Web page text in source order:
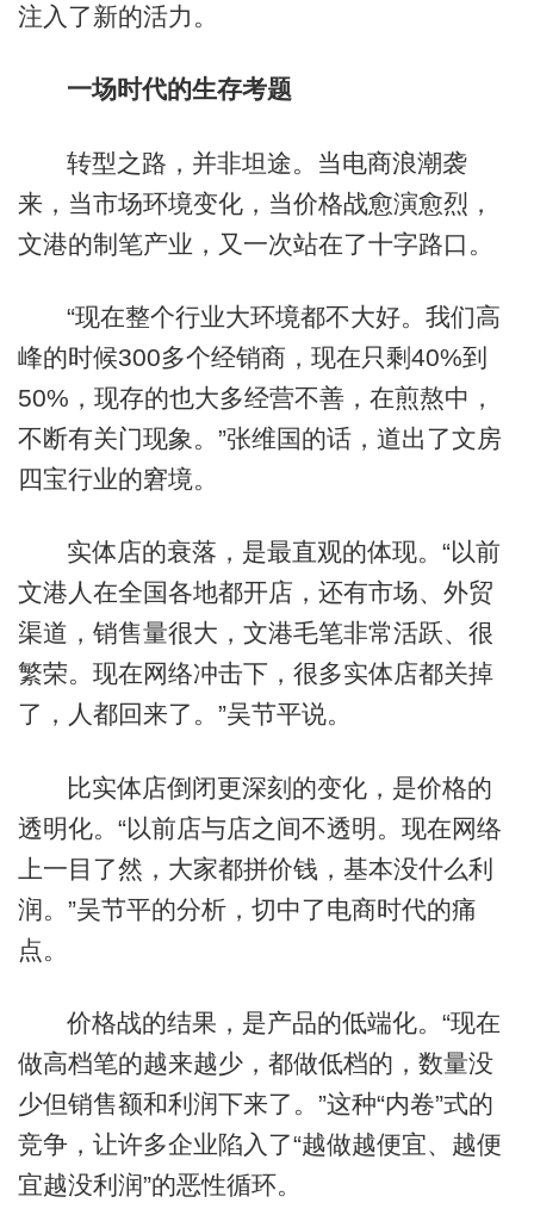
注入了新的活力。
一场时代的生存考题
转型之路，并非坦途。当电商浪潮袭
来，当市场环境变化，当价格战愈演愈烈，
文港的制笔产业，又一次站在了十字路口。
“现在整个行业大环境都不大好。我们高
峰的时候300多个经销商，现在只剩40%到
50%，现存的也大多经营不善，在煎熬中，
不断有关门现象。”张维国的话，道出了文房
四宝行业的窘境。
实体店的衰落，是最直观的体现。“以前
文港人在全国各地都开店，还有市场、外贸
渠道，销售量很大，文港毛笔非常活跃、很
繁荣。现在网络冲击下，很多实体店都关掉
了，人都回来了。”吴节平说。
比实体店倒闭更深刻的变化，是价格的
透明化。“以前店与店之间不透明。现在网络
上一目了然，大家都拼价钱，基本没什么利
润。”吴节平的分析，切中了电商时代的痛
点。
价格战的结果，是产品的低端化。“现在
做高档笔的越来越少，都做低档的，数量没
少但销售额和利润下来了。”这种“内卷”式的
竞争，让许多企业陷入了“越做越便宜、越便
宜越没利润”的恶性循环。